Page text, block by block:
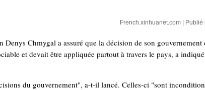
French.xinhuanet.com| Publié
Chmygal a assuré que la décision de son gouvernement
et devait être appliquée partout à travers le pays, a
du gouvernement", a-t-il lancé. Celles-ci "sont